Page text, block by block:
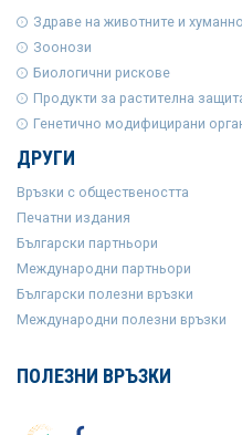
Здраве на животните и
Зоонози
Биологични рискове
Продукти за растителна
Генетично модифицирани
ДРУГИ
Връзки с обществеността
Печатни издания
Български партньори
Международни партньори
Български полезни връзки
Международни полезни връзки
ПОЛЕЗНИ ВРЪЗКИ